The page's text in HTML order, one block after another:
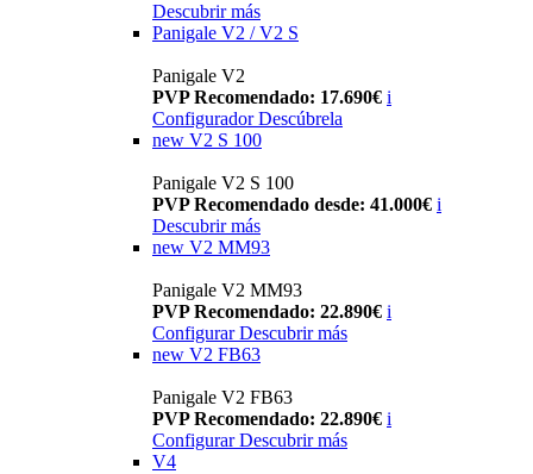
Descubrir más
Panigale V2 / V2 S
Panigale V2
PVP Recomendado: 17.690€ i
Configurador Descúbrela
new V2 S 100
Panigale V2 S 100
PVP Recomendado desde: 41.000€ i
Descubrir más
new V2 MM93
Panigale V2 MM93
PVP Recomendado: 22.890€ i
Configurar Descubrir más
new V2 FB63
Panigale V2 FB63
PVP Recomendado: 22.890€ i
Configurar Descubrir más
V4